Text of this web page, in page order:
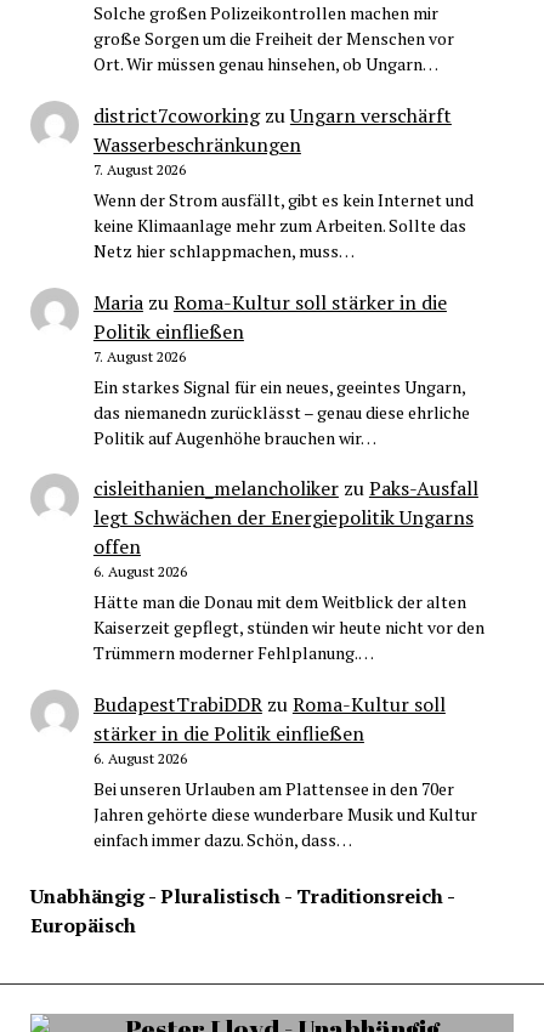
Solche großen Polizeikontrollen machen mir
große Sorgen um die Freiheit der Menschen vor
Ort. Wir müssen genau hinsehen, ob Ungarn…
district7coworkingzuUngarn verschärft
Wasserbeschränkungen
7. August 2026
Wenn der Strom ausfällt, gibt es kein Internet und
keine Klimaanlage mehr zum Arbeiten. Sollte das
Netz hier schlappmachen, muss…
MariazuRoma-Kultur soll stärker in die
Politik einfließen
7. August 2026
Ein starkes Signal für ein neues, geeintes Ungarn,
das niemanedn zurücklässt – genau diese ehrliche
Politik auf Augenhöhe brauchen wir…
cisleithanien_melancholikerzuPaks-Ausfall
legt Schwächen der Energiepolitik Ungarns
offen
6. August 2026
Hätte man die Donau mit dem Weitblick der alten
Kaiserzeit gepflegt, stünden wir heute nicht vor den
Trümmern moderner Fehlplanung.…
BudapestTrabiDDRzuRoma-Kultur soll
stärker in die Politik einfließen
6. August 2026
Bei unseren Urlauben am Plattensee in den 70er
Jahren gehörte diese wunderbare Musik und Kultur
einfach immer dazu. Schön, dass…
Unabhängig - Pluralistisch - Traditionsreich -
Europäisch